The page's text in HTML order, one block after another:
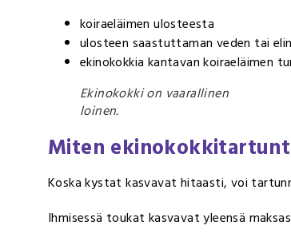
koiraeläimen ulosteesta
ulosteen saastuttaman veden tai
ekinokokkia kantavan koiraeläimen
Ekinokokki on vaarallinen
loinen.
Miten
Koska kystat kasvavat hitaasti, voi
Ihmisessä toukat kasvavat yleensä